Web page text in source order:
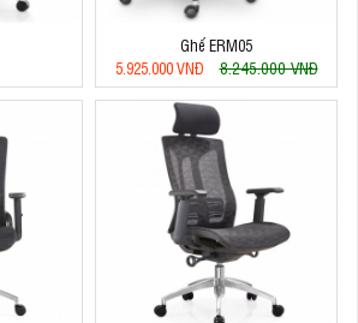
Ghế ERM05
5.925.000 VNĐ
8.245.000 VNĐ